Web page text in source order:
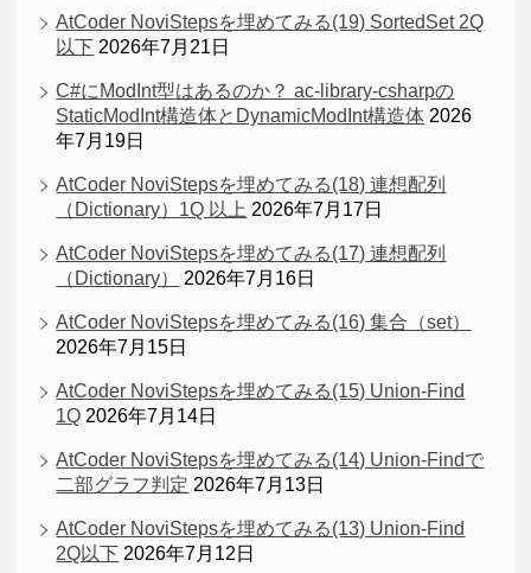
AtCoder NoviStepsを埋めてみる(19) SortedSet 2Q
以下 2026年7月21日
C#にModInt型はあるのか？ ac-library-csharpの
StaticModInt構造体とDynamicModInt構造体 2026
年7月19日
AtCoder NoviStepsを埋めてみる(18) 連想配列
（Dictionary）1Q 以上 2026年7月17日
AtCoder NoviStepsを埋めてみる(17) 連想配列
（Dictionary）
2026年7月16日
AtCoder NoviStepsを埋めてみる(16) 集合（set）
2026年7月15日
AtCoder NoviStepsを埋めてみる(15) Union-Find
1Q 2026年7月14日
AtCoder NoviStepsを埋めてみる(14) Union-Findで
二部グラフ判定 2026年7月13日
AtCoder NoviStepsを埋めてみる(13) Union-Find
2Q以下 2026年7月12日